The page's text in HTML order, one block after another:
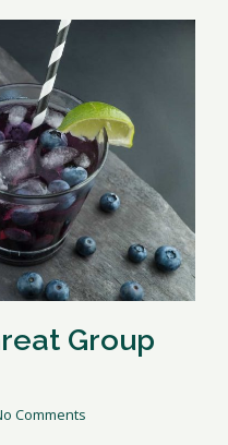
Group
Comments